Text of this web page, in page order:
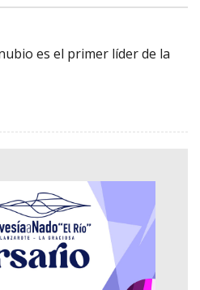
es el primer líder de la